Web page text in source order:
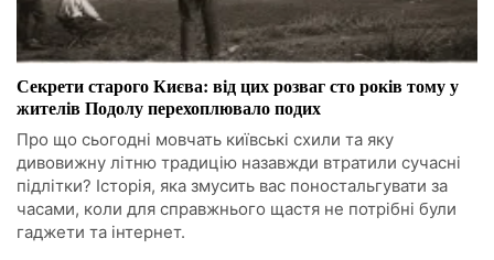
Секрети старого Києва: від цих розваг сто років тому у
жителів Подолу перехоплювало подих
Про що сьогодні мовчать київські схили та яку
дивовижну літню традицію назавжди втратили сучасні
підлітки? Історія, яка змусить вас поностальгувати за
часами, коли для справжнього щастя не потрібні були
гаджети та інтернет.